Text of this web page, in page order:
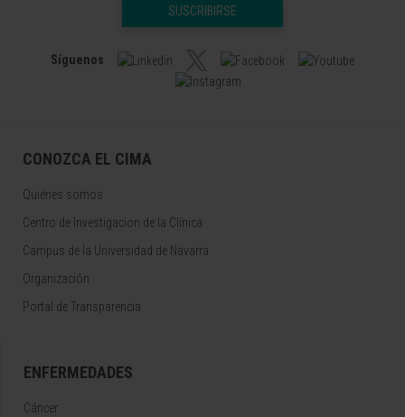
SUSCRIBIRSE
Síguenos
CONOZCA EL CIMA
Quiénes somos
Centro de Investigacion de la Clínica
Campus de la Universidad de Navarra
Organización
Portal de Transparencia
ENFERMEDADES
Cáncer